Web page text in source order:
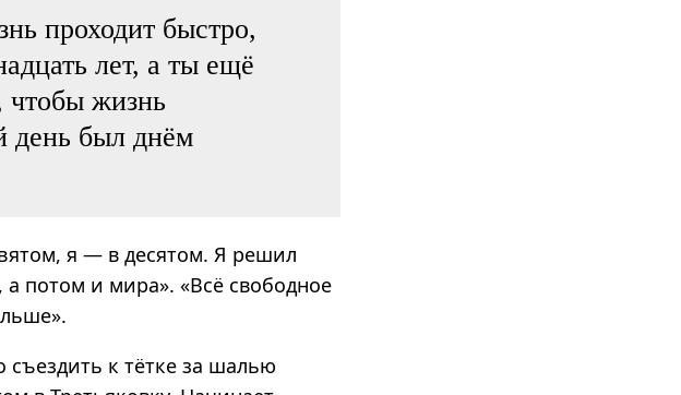
проходит быстро,
лет, а ты ещё
чтобы жизнь
день был днём
я — в десятом. Я решил
потом и мира». «Всё свободное
к тётке за шалью